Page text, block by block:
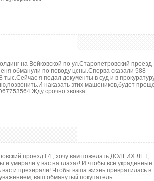
на Войковской по ул.Старопетровский проезд
обманули по поводу цены.Сперва сказали 588
я подал документы в суд и в
наказать этих машеников,будет проще
Жду срочно звонка.
проезд l.4 , хочу вам пожелать ДОЛГИХ ЛЕТ,
умирали у вас на глазах! И чтобы все украденные
и презирали! Чтобы ваша жизнь превратилась в
ваш обманутый покупатель.